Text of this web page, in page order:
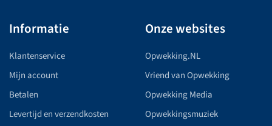
Informatie
Klantenservice
Mijn account
Betalen
Levertijd en verzendkosten
Onze websites
Opwekking.NL
Vriend van Opwekking
Opwekking Media
Opwekkingsmuziek